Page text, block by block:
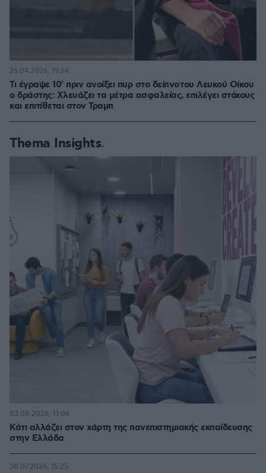
Τι έγραψε 10' πριν ανοίξει πυρ στο δείπνο του Λευκού Οίκου
ο δράστης: Χλευάζει τα μέτρα ασφαλείας, επιλέγει στόχους
και επιτίθεται στον Τραμπ
26.04.2026, 19:54
Thema Insights
Κάτι αλλάζει στον χάρτη της πανεπιστημιακής εκπαίδευσης
στην Ελλάδα
03.08.2026, 11:06
30.07.2026, 15:25